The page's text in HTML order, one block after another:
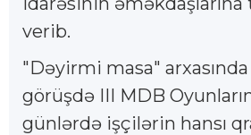
verib.
"Dəyirmi masa"
görüşdə III MDB
günlərdə işçilərin hansı